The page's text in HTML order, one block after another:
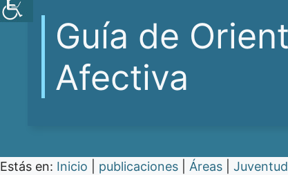
Guía de
Afectiva
Estás en: Inicio publicaciones Áreas Juventud